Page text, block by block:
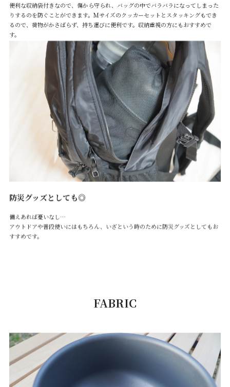
便利な収納袋付きなので、傷から守られ、バッグの中でバラバラになってしまった
りするのを防ぐことができます。Ｍサイズのクッカーセットとスタッキングもでき
るので、荷物がかさばらず、持ち運びに便利です。収納重視の方にもおすすめで
す。
防災グッズとしても◎
備えあれば憂いなし…
アウトドアや普段使いにはもちろん、いざという時のために防災グッズとしてもお
すすめです。
FABRIC